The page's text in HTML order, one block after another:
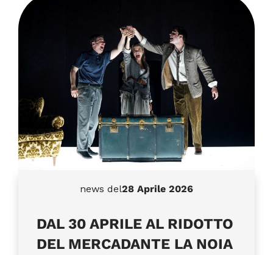
news del28 Aprile 2026
DAL 30 APRILE AL RIDOTTO
DEL MERCADANTE LA NOIA